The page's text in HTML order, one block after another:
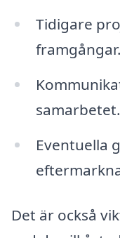
Tidigare
framgångar.
samarbetet.
Eventuella
Det är också